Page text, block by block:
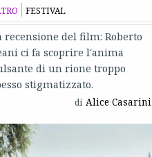
FESTIVAL
recensione del film: Roberto
ci fa scoprire l'anima
di un rione troppo
stigmatizzato.
di Alice Casarini